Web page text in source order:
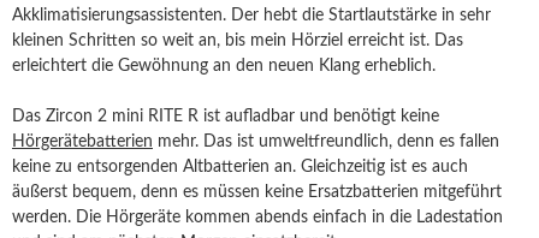
Akklimatisierungsassistenten. Der hebt die Startlautstärke in sehr
kleinen Schritten so weit an, bis mein Hörziel erreicht ist. Das
erleichtert die Gewöhnung an den neuen Klang erheblich.
Das Zircon 2 mini RITE R ist aufladbar und benötigt keine
Hörgerätebatterien mehr. Das ist umweltfreundlich, denn es fallen
keine zu entsorgenden Altbatterien an. Gleichzeitig ist es auch
äußerst bequem, denn es müssen keine Ersatzbatterien mitgeführt
werden. Die Hörgeräte kommen abends einfach in die Ladestation